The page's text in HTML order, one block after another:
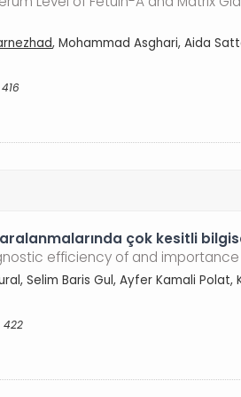
, Mohammad Asghari, Aida
çok kesitli
efficiency of and
Selim Baris Gul, Ayfer Kamali Polat,
422